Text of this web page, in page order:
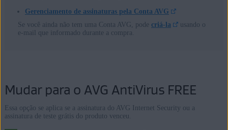
Gerenciamento de assinaturas pela Conta AVG
Se você ainda não tem uma Conta AVG, pode criá-la
usando o
e-mail que informado durante a compra.
Mudar para o AVG AntiVirus FREE
Essa opção se aplica se a assinatura do AVG Internet Security ou a
assinatura de teste grátis do produto venceu.